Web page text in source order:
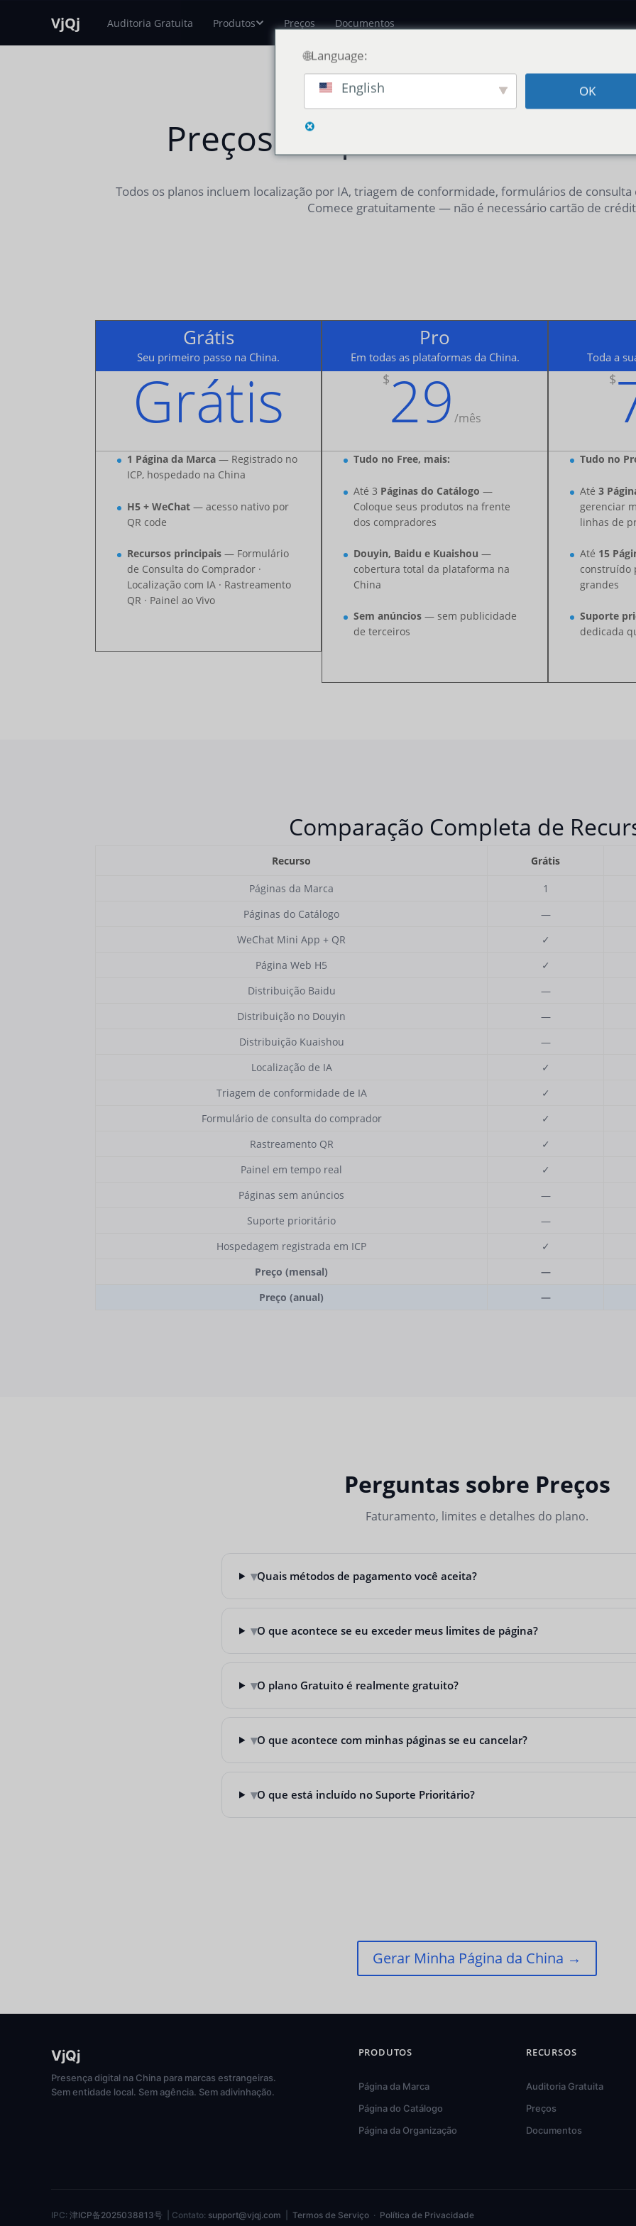
VjQj Auditoria Gratuita Produtos Preços Documentos
Preços Simples. Sem Taxas
Todos os planos incluem localização por IA, triagem de conformidade, formulários de
Comece gratuitamente — não é necessário cartão de
Grátis
Seu primeiro passo na China.
Grátis
1 Página da Marca — Registrado no
ICP, hospedado na China
H5 + WeChat — acesso nativo por
QR code
Recursos principais — Formulário
de Consulta do Comprador ·
Localização com IA · Rastreamento
QR · Painel ao Vivo
Pro
Em todas as plataformas da China.
$29 /mês
Tudo no Free, mais:
Até 3 Páginas do Catálogo —
Coloque seus produtos na frente
dos compradores
Douyin, Baidu e Kuaishou —
cobertura total da plataforma na
China
Sem anúncios — sem publicidade
de terceiros
Toda a
$
Tudo no
Até3
gerenciar
linhas de
Até 15
construído
grandes
Suporte
dedicada
Comparação Completa de
Recurso Grátis
Páginas da Marca 1
Páginas do Catálogo
—
WeChat Mini App + QR
✓
Página Web H5
✓
Distribuição Baidu
—
Distribuição no Douyin
—
Distribuição Kuaishou
—
Localização de IA
✓
Triagem de conformidade de IA
✓
Formulário de consulta do comprador
✓
Rastreamento QR
✓
Painel em tempo real
✓
Páginas sem anúncios
—
Suporte prioritário
—
Hospedagem registrada em ICP
✓
Preço (mensal)
—
Preço (anual)
—
Perguntas sobre Preços
Faturamento, limites e detalhes do plano.
▾Quais métodos de pagamento você aceita?
▾O que acontece se eu exceder meus limites de página?
▾O plano Gratuito é realmente gratuito?
▾O que acontece com minhas páginas se eu cancelar?
▾O que está incluído no Suporte Prioritário?
Gerar Minha Página da China →
VjQj
Presença digital na China para marcas estrangeiras.
Sem entidade local. Sem agência. Sem adivinhação.
PRODUTOS
Página da Marca
Página do Catálogo
Página da Organização
RECURSOS
Auditoria Gratuita
Preços
Documentos
IPC: 津ICP备2025038813号 | Contato: support@vjqj.com Termos de Serviço · Política de Privacidade
🌐Language:
English OK